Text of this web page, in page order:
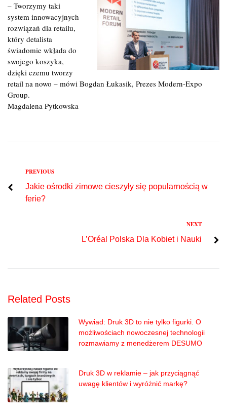
– Tworzymy taki
system innowacyjnych
rozwiązań dla retailu,
który detalista
świadomie wkłada do
swojego koszyka,
dzięki czemu tworzy
retail na nowo – mówi Bogdan Łukasik, Prezes Modern-Expo
Group.
Magdalena Pytkowska
Nawigacja
wpisu
Previous
PREVIOUS
Jakie ośrodki zimowe cieszyły się popularnością w
ferie?
NEXT
L’Oréal Polska Dla Kobiet i Nauki
Related Posts
Wywiad: Druk 3D to nie tylko figurki. O
możliwościach nowoczesnej technologii
rozmawiamy z menedżerem DESUMO
Druk 3D w reklamie – jak przyciągnąć
uwagę klientów i wyróżnić markę?